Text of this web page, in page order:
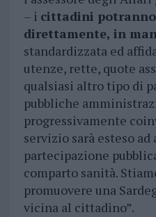
– i cittadini
direttamente, in
standardizzata ed
utenze, rette, quote
qualsiasi altro tipo di
pubbliche
progressivamente
servizio sarà esteso
partecipazione
comparto sanità.
promuovere una
vicina al cittadino”.